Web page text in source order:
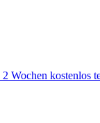
2 Wochen kostenlos